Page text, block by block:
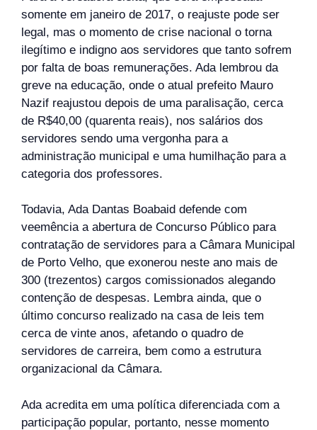
somente em janeiro de 2017, o reajuste pode ser
legal, mas o momento de crise nacional o torna
ilegítimo e indigno aos servidores que tanto sofrem
por falta de boas remunerações. Ada lembrou da
greve na educação, onde o atual prefeito Mauro
Nazif reajustou depois de uma paralisação, cerca
de R$40,00 (quarenta reais), nos salários dos
servidores sendo uma vergonha para a
administração municipal e uma humilhação para a
categoria dos professores.
Todavia, Ada Dantas Boabaid defende com
veemência a abertura de Concurso Público para
contratação de servidores para a Câmara Municipal
de Porto Velho, que exonerou neste ano mais de
300 (trezentos) cargos comissionados alegando
contenção de despesas. Lembra ainda, que o
último concurso realizado na casa de leis tem
cerca de vinte anos, afetando o quadro de
servidores de carreira, bem como a estrutura
organizacional da Câmara.
Ada acredita em uma política diferenciada com a
participação popular, portanto, nesse momento